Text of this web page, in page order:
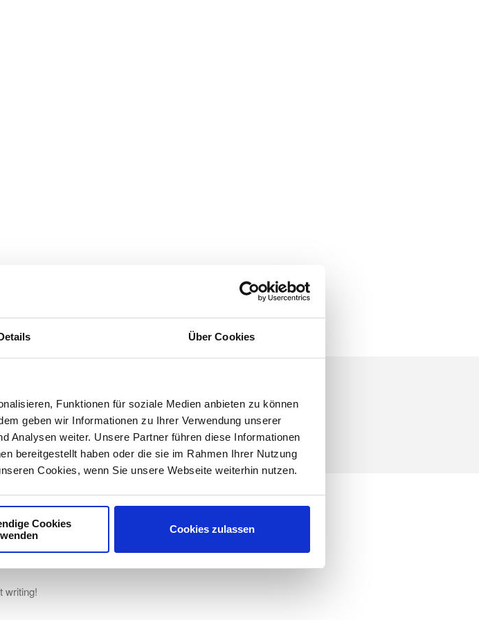
Über Cookies
Funktionen für soziale Medien anbieten zu können
geben wir Informationen zu Ihrer Verwendung unserer
Analysen weiter. Unsere Partner führen diese Informationen
bereitgestellt haben oder die sie im Rahmen Ihrer Nutzung
Cookies, wenn Sie unsere Webseite weiterhin nutzen.
Cookies
Cookies zulassen
writing!